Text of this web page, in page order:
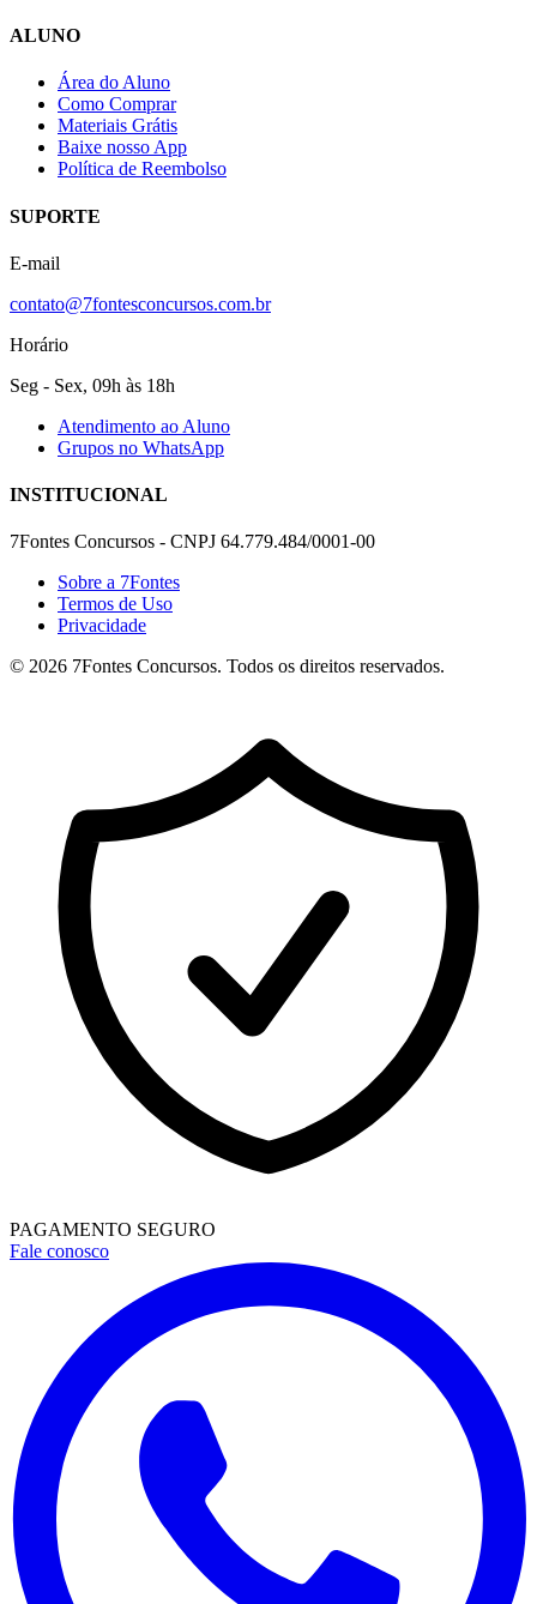
ALUNO
Área do Aluno
Como Comprar
Materiais Grátis
Baixe nosso App
Política de Reembolso
SUPORTE
E-mail
contato@7fontesconcursos.com.br
Horário
Seg - Sex, 09h às 18h
Atendimento ao Aluno
Grupos no WhatsApp
INSTITUCIONAL
7Fontes Concursos - CNPJ 64.779.484/0001-00
Sobre a 7Fontes
Termos de Uso
Privacidade
© 2026 7Fontes Concursos. Todos os direitos reservados.
PAGAMENTO SEGURO
Fale conosco